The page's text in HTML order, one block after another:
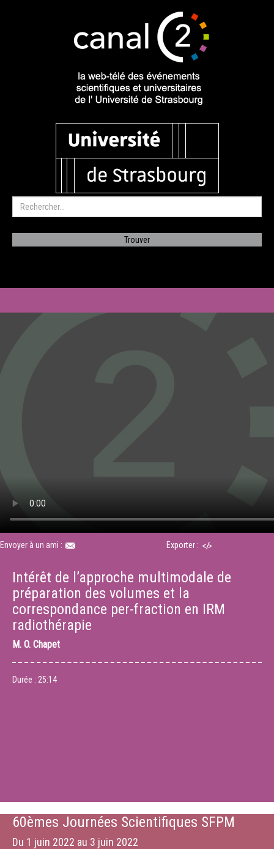
Envoyer à un ami : Exporter :
Intérêt de l’approche multimodale de
préparation des volumes et la
correspondance per-fraction en IRM
radiothérapie
M. O. Chapet
Durée : 25:14
60èmes Journées Scientifiques SFPM
Du 1 juin 2022 au 3 juin 2022